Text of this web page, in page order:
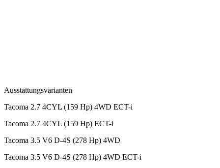
Ausstattungsvarianten
Tacoma 2.7 4CYL (159 Hp) 4WD ECT-i
Tacoma 2.7 4CYL (159 Hp) ECT-i
Tacoma 3.5 V6 D-4S (278 Hp) 4WD
Tacoma 3.5 V6 D-4S (278 Hp) 4WD ECT-i